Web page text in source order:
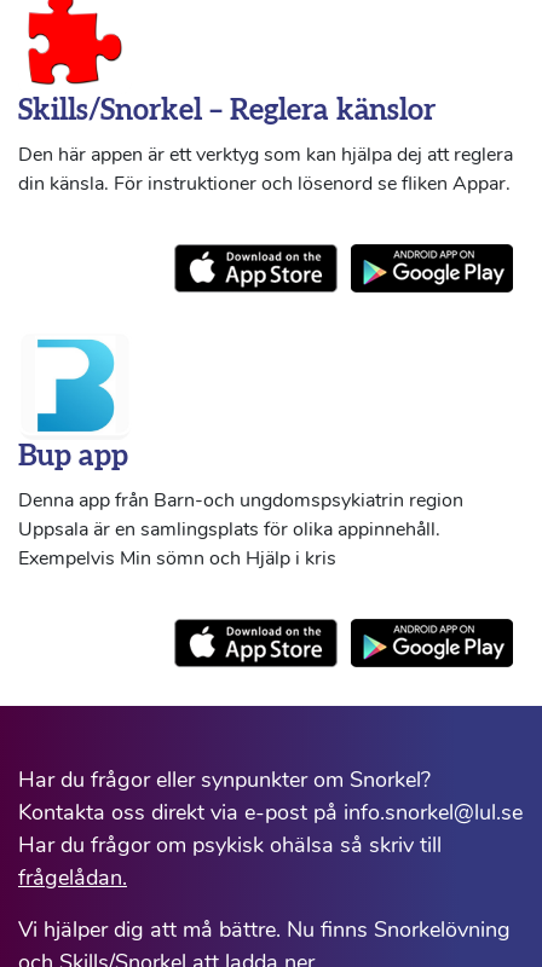
Skills/Snorkel – Reglera känslor
Den här appen är ett verktyg som kan hjälpa dej att reglera
din känsla. För instruktioner och lösenord se fliken Appar.
Bup app
Denna app från Barn-och ungdomspsykiatrin region
Uppsala är en samlingsplats för olika appinnehåll.
Exempelvis Min sömn och Hjälp i kris
Har du frågor eller synpunkter om Snorkel?
Kontakta oss direkt via e-post på info.snorkel@lul.se
Har du frågor om psykisk ohälsa så skriv till
frågelådan.
Vi hjälper dig att må bättre. Nu finns Snorkelövning